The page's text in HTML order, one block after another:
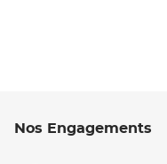
Nos Engagements